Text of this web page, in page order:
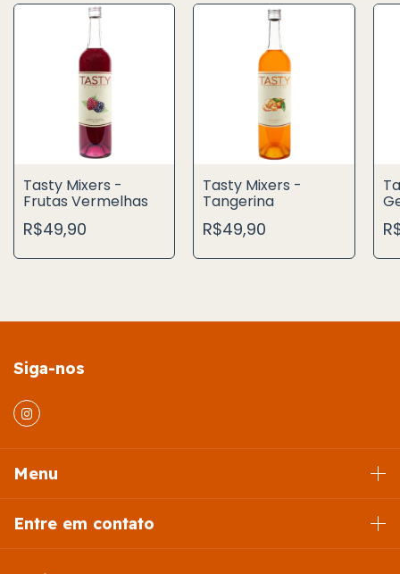
Tasty Mixers -
Frutas Vermelhas
R$49,90
Tasty Mixers -
Tangerina
R$49,90
Siga-nos
Menu
Entre em contato